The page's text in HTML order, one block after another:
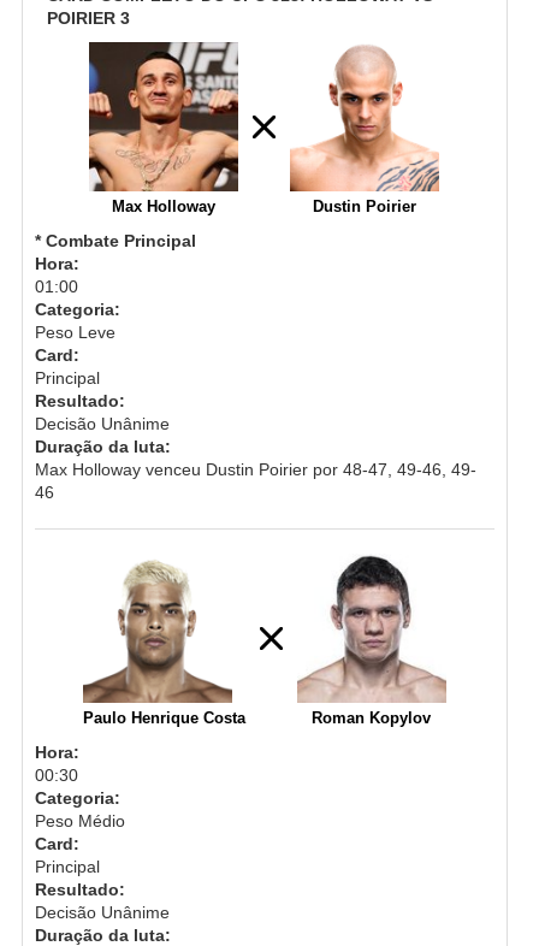
POIRIER 3
Max Holloway Dustin Poirier
* Combate Principal
Hora:
01:00
Categoria:
Peso Leve
Card:
Principal
Resultado:
Decisão Unânime
Duração da luta:
Max Holloway venceu Dustin Poirier por 48-47, 49-46, 49-
46
Paulo Henrique Costa Roman Kopylov
Hora:
00:30
Categoria:
Peso Médio
Card:
Principal
Resultado:
Decisão Unânime
Duração da luta: